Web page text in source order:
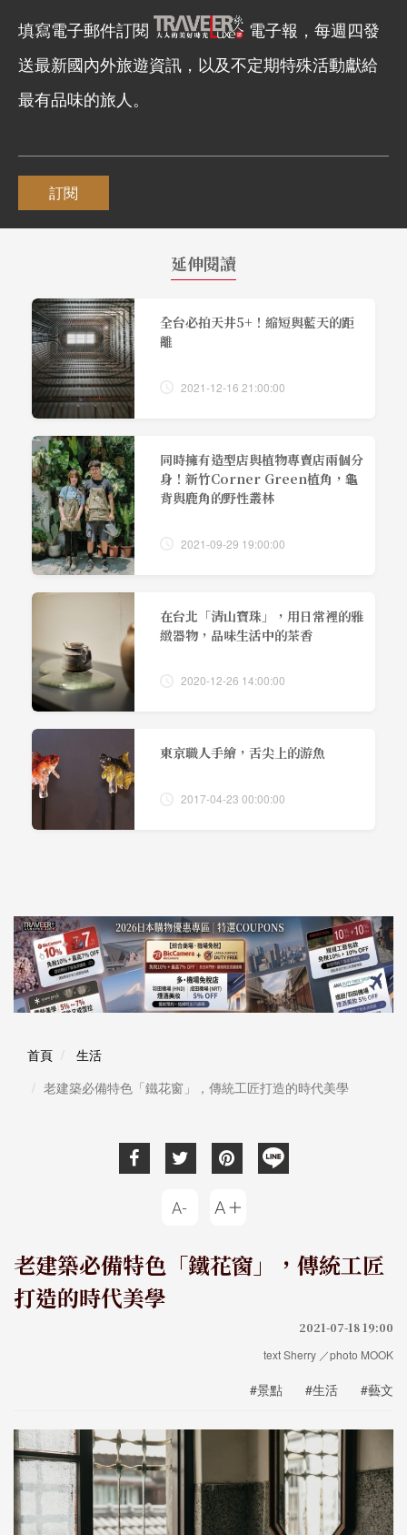
填寫電子郵件訂閱
電子報，每週四發
送最新國內外旅遊資訊，以及不定期特殊活動獻給
最有品味的旅人。
訂閱
延伸閱讀
全台必拍天井5+！縮短與藍天的距
離
2021-12-16 21:00:00
同時擁有造型店與植物專賣店兩個分
身！新竹Corner Green植角，龜
背與鹿角的野性叢林
2021-09-29 19:00:00
在台北「清山寶珠」，用日常裡的雅
緻器物，品味生活中的茶香
2020-12-26 14:00:00
東京職人手繪，舌尖上的游魚
2017-04-23 00:00:00
首頁
生活
老建築必備特色「鐵花窗」，傳統工匠打造的時代美學
老建築必備特色「鐵花窗」，傳統工匠
打造的時代美學
2021-07-18 19:00
text Sherry ／photo MOOK
#景點 #生活 #藝文